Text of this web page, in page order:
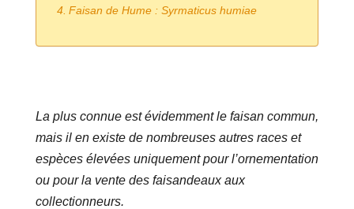
Faisan de Hume : Syrmaticus humiae
La plus connue est évidemment le faisan commun,
mais il en existe de nombreuses autres races et
espèces élevées uniquement pour l’ornementation
ou pour la vente des faisandeaux aux
collectionneurs.